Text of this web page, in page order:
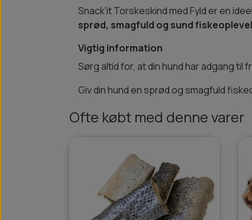
Snack'it Torskeskind med Fyld er en ideel
sprød, smagfuld og sund
Vigtig information
Sørg altid for, at din hund har adgang til
Giv din hund en sprød og smagfuld
Ofte købt med denne varer